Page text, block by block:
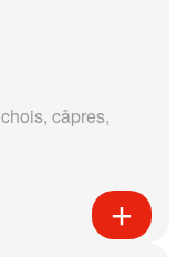
câpres,